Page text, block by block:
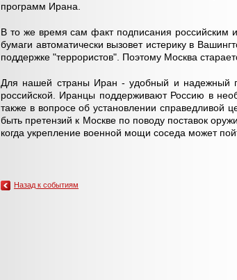
программ Ирана.
В то же время сам факт подписания
бумаги автоматически вызовет истерику в
поддержке "террористов". Поэтому Москва
Для нашей страны Иран - удобный и надежный
российской. Иранцы поддерживают Россию в
также в вопросе об установлении
быть претензий к Москве по поводу поставок
когда укрепление военной мощи соседа может
Назад к событиям